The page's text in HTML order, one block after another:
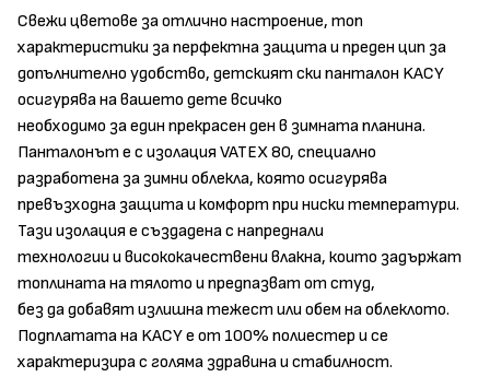
Свежи цветове за отлично настроение, топ
характеристики за перфектна защита и преден цип за
допълнително удобство, детският ски панталон KACY
осигурява на вашето дете всичко
необходимо за един прекрасен ден в зимната планина.
Панталонът е с изолация VATEX 80, специално
разработена за зимни облекла, която осигурява
превъзходна защита и комфорт при ниски температури.
Тази изолация е създадена с напреднали
технологии и висококачествени влакна, които задържат
топлината на тялото и предпазват от студ,
без да добавят излишна тежест или обем на облеклото.
Подплатата на KACY е от 100% полиестер и се
характеризира с голяма здравина и стабилност.